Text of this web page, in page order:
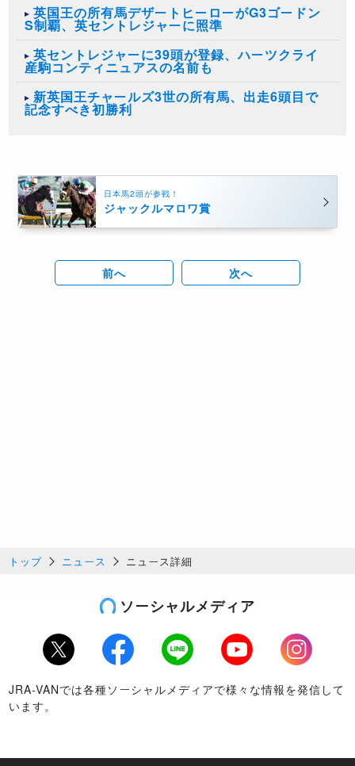
英国王の所有馬デザートヒーローがG3ゴードン
S制覇、英セントレジャーに照準
英セントレジャーに39頭が登録、ハーツクライ
産駒コンティニュアスの名前も
新英国王チャールズ3世の所有馬、出走6頭目で
記念すべき初勝利
日本馬2頭が参戦！
ジャックルマロワ賞
前へ 次へ
トップ ニュース ニュース詳細
ソーシャルメディア
Twitter Facebook LINE Youtube
Instagram
JRA-VANでは各種ソーシャルメディアで様々な情報を発信して
います。